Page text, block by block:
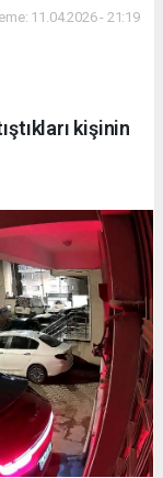
11.04.2026 - 21:19
kişinin